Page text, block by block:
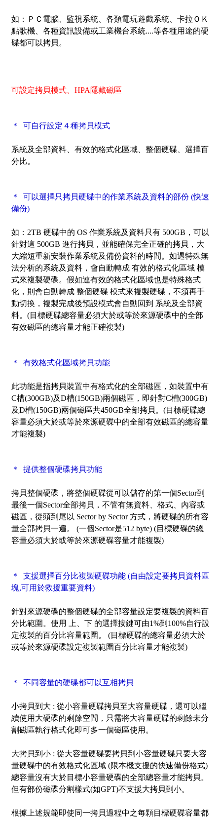
如：ＰＣ電腦、監視系統、各類電玩遊戲系統、卡拉ＯＫ
點歌機、各種資訊設備或工業機台系統....等各種用途的硬
碟都可以拷貝。
可設定拷貝模式、HPA隱藏磁區
＊ 可自行設定４種拷貝模式
系統及全部資料、有效的格式化區域、整個硬碟、選擇百
分比。
＊ 可以選擇只拷貝硬碟中的作業系統及資料的部份 (快速
備份)
如：2TB 硬碟中的 OS 作業系統及資料只有 500GB，可以
針對這 500GB 進行拷貝，並能確保完全正確的拷貝，大
大縮短重新安裝作業系統及備份資料的時間。如遇特殊無
法分析的系統及資料，會自動轉成 有效的格式化區域 模
式來複製硬碟。假如連有效的格式化區域也是特殊格式
化，則會自動轉成 整個硬碟 模式來複製硬碟，不須再手
動切換，複製完成後預設模式會自動回到 系統及全部資
料。(目標硬碟總容量必須大於或等於來源硬碟中的全部
有效磁區的總容量才能正確複製)
＊ 有效格式化區域拷貝功能
此功能是指拷貝裝置中有格式化的全部磁區，如裝置中有
C槽(300GB)及D槽(150GB)兩個磁區，即針對C槽(300GB)
及D槽(150GB)兩個磁區共450GB全部拷貝。(目標硬碟總
容量必須大於或等於來源硬碟中的全部有效磁區的總容量
才能複製)
＊ 提供整個硬碟拷貝功能
拷貝整個硬碟，將整個硬碟從可以儲存的第一個Sector到
最後一個Sector全部拷貝，不管有無資料、格式、內容或
磁區，從頭到尾以 Sector by Sector 方式，將硬碟的所有容
量全部拷貝一遍。 (一個Sector是512 byte) (目標硬碟的總
容量必須大於或等於來源硬碟容量才能複製)
＊ 支援選擇百分比複製硬碟功能 (自由設定要拷貝資料區
塊,可用於救援重要資料)
針對來源硬碟的整個硬碟的全部容量設定要複製的資料百
分比範圍。使用 上、下 的選擇按鍵可由1%到100%自行設
定複製的百分比容量範圍。 (目標硬碟的總容量必須大於
或等於來源硬碟設定複製範圍百分比容量才能複製)
＊ 不同容量的硬碟都可以互相拷貝
小拷貝到大 : 從小容量硬碟拷貝至大容量硬碟，還可以繼
續使用大硬碟的剩餘空間，只需將大容量硬碟的剩餘未分
割磁區執行格式化即可多一個磁區使用。
大拷貝到小 : 從大容量硬碟要拷貝到小容量硬碟只要大容
量硬碟中的有效格式化區域 (限本機支援的快速備份格式)
總容量沒有大於目標小容量硬碟的全部總容量才能拷貝。
但有部份磁碟分割樣式(如GPT)不支援大拷貝到小。
根據上述規範即使同一拷貝過程中之每顆目標硬碟容量都